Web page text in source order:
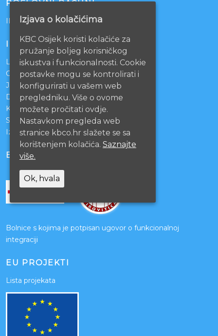
POSLOVNI RAČUNI
IBAN: HR1210010051863000160
INFORMACIJE
Lista čekanja
Centralno naručivanje pacijenata
Javna nabava
Darivanje krvi
KBCO Webmail
Sestrinstvo KBC Osijek
Izjava o pristupačnosti mrežnih stranica
BOLNICE PARTNERI
Bolnice s kojima je potpisan ugovor o funkcionalnoj
integraciji
EU PROJEKTI
Lista projekata
Izjava o kolačićima
KBC Osijek koristi kolačiće za
pružanje boljeg korisničkog
iskustva i funkcionalnosti. Cookie
postavke mogu se kontrolirati i
konfigurirati u vašem web
pregledniku. Više o ovome
možete pročitati ovdje.
Nastavkom pregleda web
stranice kbco.hr slažete se sa
korištenjem kolačića. Saznajte
više.
Ok, hvala